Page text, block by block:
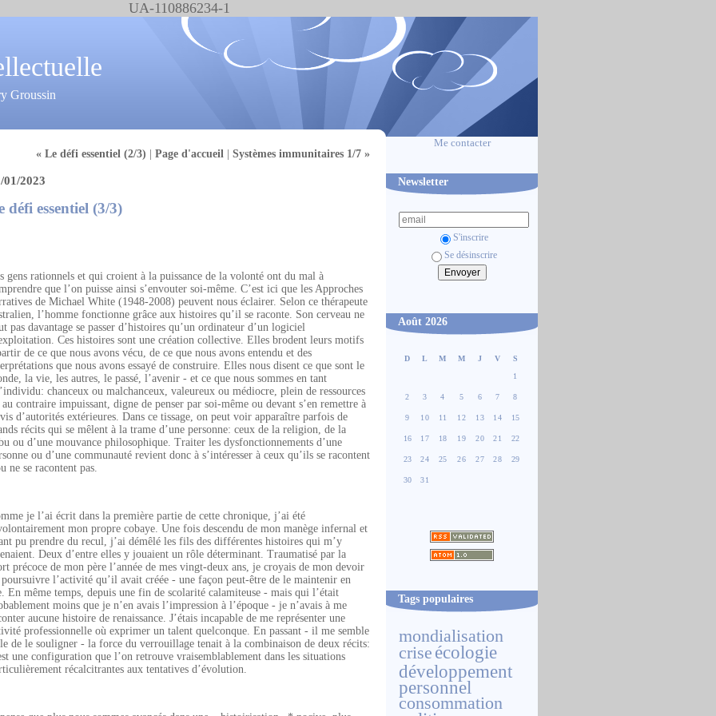
UA-110886234-1
Groussin
Me contacter
Newsletter
S'inscrire
Se désinscrire
Août 2026
D L M M J V
S
1
2 3 4 5 6 7 8
9 10 11 12 13 14 15
16 17 18 19 20 21 22
23 24 25 26 27 28 29
30 31
Tags populaires
mondialisation
crise écologie
développement
personnel
consommation
« Le défi essentiel (2/3) Page d'accueil Systèmes immunitaires 1/7 »
01/2023
défi essentiel (3/3)
gens rationnels et qui croient à la puissance de la volonté ont du mal à
que l’on puisse ainsi s’envouter soi-même. C’est ici que les Approches
de Michael White (1948-2008) peuvent nous éclairer. Selon ce thérapeute
l’homme fonctionne grâce aux histoires qu’il se raconte. Son cerveau ne
pas davantage se passer d’histoires qu’un ordinateur d’un logiciel
Ces histoires sont une création collective. Elles brodent leurs motifs
de ce que nous avons vécu, de ce que nous avons entendu et des
que nous avons essayé de construire. Elles nous disent ce que sont le
la vie, les autres, le passé, l’avenir - et ce que nous sommes en tant
chanceux ou malchanceux, valeureux ou médiocre, plein de ressources
contraire impuissant, digne de penser par soi-même ou devant s’en remettre à
d’autorités extérieures. Dans ce tissage, on peut voir apparaître parfois de
récits qui se mêlent à la trame d’une personne: ceux de la religion, de la
ou d’une mouvance philosophique. Traiter les dysfonctionnements d’une
ou d’une communauté revient donc à s’intéresser à ceux qu’ils se racontent
ne se racontent pas.
je l’ai écrit dans la première partie de cette chronique, j’ai été
mon propre cobaye. Une fois descendu de mon manège infernal et
pu prendre du recul, j’ai démêlé les fils des différentes histoires qui m’y
Deux d’entre elles y jouaient un rôle déterminant. Traumatisé par la
précoce de mon père l’année de mes vingt-deux ans, je croyais de mon devoir
poursuivre l’activité qu’il avait créée - une façon peut-être de le maintenir en
En même temps, depuis une fin de scolarité calamiteuse - mais qui l’était
moins que je n’en avais l’impression à l’époque - je n’avais à me
aucune histoire de renaissance. J’étais incapable de me représenter une
professionnelle où exprimer un talent quelconque. En passant - il me semble
de le souligner - la force du verrouillage tenait à la combinaison de deux récits:
une configuration que l’on retrouve vraisemblablement dans les situations
récalcitrantes aux tentatives d’évolution.